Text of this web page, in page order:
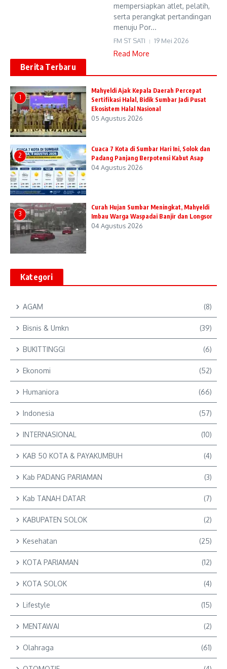
mempersiapkan atlet, pelatih,
serta perangkat pertandingan
menuju Por...
FM ST SATI 19 Mei 2026
Read More
Berita Terbaru
1
Mahyeldi Ajak Kepala Daerah Percepat
Sertifikasi Halal, Bidik Sumbar Jadi Pusat
Ekosistem Halal Nasional
05 Agustus 2026
2
Cuaca 7 Kota di Sumbar Hari Ini, Solok dan
Padang Panjang Berpotensi Kabut Asap
04 Agustus 2026
3
Curah Hujan Sumbar Meningkat, Mahyeldi
Imbau Warga Waspadai Banjir dan Longsor
04 Agustus 2026
Kategori
AGAM (8)
Bisnis & Umkn (39)
BUKITTINGGI (6)
Ekonomi (52)
Humaniora (66)
Indonesia (57)
INTERNASIONAL (10)
KAB 50 KOTA & PAYAKUMBUH (4)
Kab PADANG PARIAMAN (3)
Kab TANAH DATAR (7)
KABUPATEN SOLOK (2)
Kesehatan (25)
KOTA PARIAMAN (12)
KOTA SOLOK (4)
Lifestyle (15)
MENTAWAI (2)
Olahraga (61)